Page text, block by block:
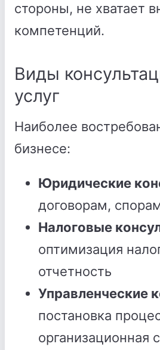
стороны, не хватает
компетенций.
Виды
услуг
Наиболее
бизнесе:
Юридические
договорам,
Налоговые
оптимизация
отчетность
Управленческие
постановка
организационная